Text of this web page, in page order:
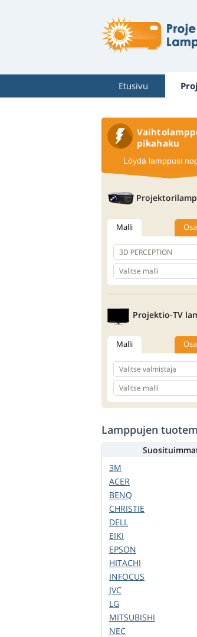
Etusivu
pikahaku
Löydä lamppusi
Malli
Projektio-TV
Malli
Lamppujen
3M
ACER
BENQ
CHRISTIE
DELL
EIKI
EPSON
HITACHI
INFOCUS
JVC
LG
MITSUBISHI
NEC